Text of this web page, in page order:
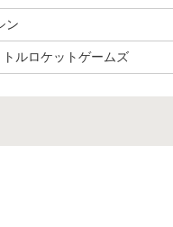
ン
ルロケットゲームズ